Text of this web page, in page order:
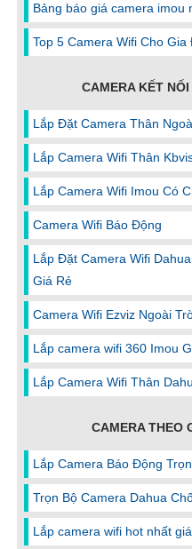
Bảng báo giá camera imou
Top 5 Camera Wifi Cho Gia
CAMERA KẾT NỐI
Lắp Đặt Camera Thân
Lắp Camera Wifi Thân
Lắp Camera Wifi Imou Có
Camera Wifi Báo Động
Lắp Đặt Camera Wifi
Giá Rẻ
Camera Wifi Ezviz Ngoài
Lắp camera wifi 360 Imou
Lắp Camera Wifi Thân
CAMERA THEO
Lắp Camera Báo Động
Trọn Bộ Camera Dahua
Lắp camera wifi hot nhất